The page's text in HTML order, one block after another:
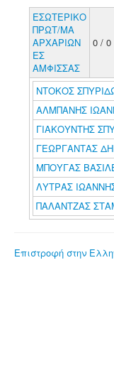
ΕΣΩΤΕΡΙΚΟ
ΠΡΩΤ/ΜΑ
ΑΡΧΑΡΙΩΝ
ΕΣ
ΑΜΦΙΣΣΑΣ
0 / 0
ΝΤΟΚΟΣ
ΑΛΜΠΑΝΗΣ
ΓΙΑΚΟΥΝΤΗΣ
ΓΕΩΡΓΑΝΤΑΣ
ΜΠΟΥΓΑΣ
ΛΥΤΡΑΣ
ΠΑΛΑΝΤΖΑΣ
Επιστροφή στην